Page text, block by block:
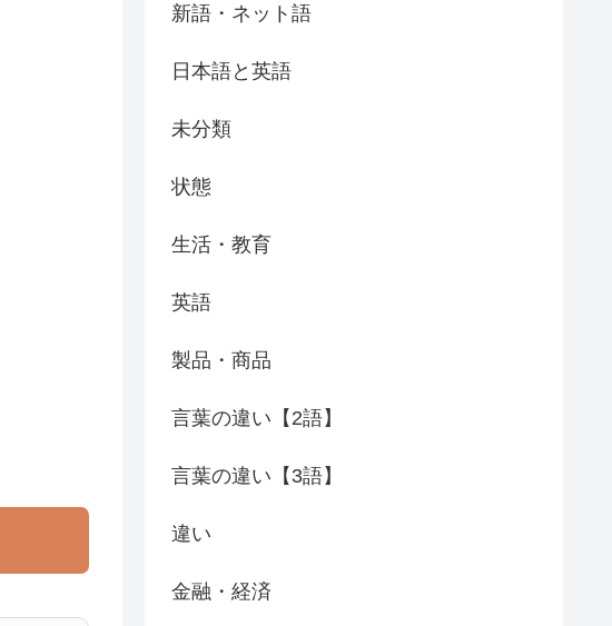
新語・ネット語
日本語と英語
未分類
状態
生活・教育
英語
製品・商品
言葉の違い【2語】
言葉の違い【3語】
違い
金融・経済